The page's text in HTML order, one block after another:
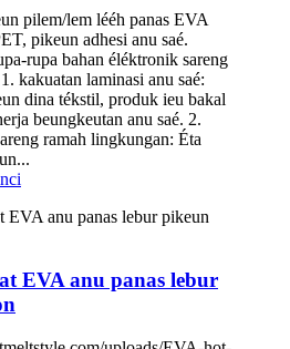
pilem/lem lééh panas EVA
pikeun adhesi anu saé.
rupa bahan éléktronik sareng
kakuatan laminasi anu saé:
dina tékstil, produk ieu bakal
beungkeutan anu saé. 2.
ramah lingkungan: Éta
EVA anu panas lebur